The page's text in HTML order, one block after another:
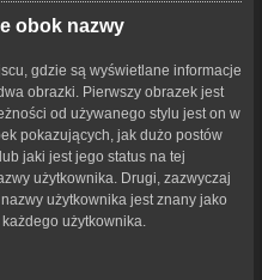
obok nazwy
gdzie są wyświetlane informacje
obrazki. Pierwszy obrazek jest
od używanego stylu jest on w
pokazujących, jak dużo postów
jaki jest jego status na tej
użytkownika. Drugi, zazwyczaj
użytkownika jest znany jako
użytkownika.